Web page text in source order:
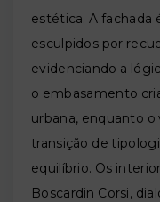
estética. A fachada
esculpidos por
evidenciando a
o embasamento
urbana, enquanto
transição de
equilíbrio. Os
Boscardin Corsi,